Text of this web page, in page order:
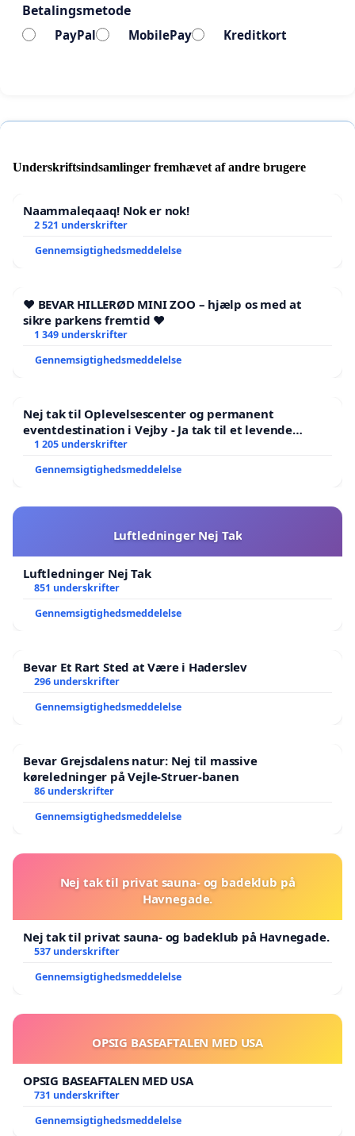
Betalingsmetode
PayPal MobilePay Kreditkort
Underskriftsindsamlinger fremhævet af andre brugere
Naammaleqaaq! Nok er nok!
2 521 underskrifter
Gennemsigtighedsmeddelelse
❤️ BEVAR HILLERØD MINI ZOO – hjælp os med at
sikre parkens fremtid ❤️
1 349 underskrifter
Gennemsigtighedsmeddelelse
Nej tak til Oplevelsescenter og permanent
eventdestination i Vejby - Ja tak til et levende
lokalområde i balance
1 205 underskrifter
Gennemsigtighedsmeddelelse
Luftledninger Nej Tak
Luftledninger Nej Tak
851 underskrifter
Gennemsigtighedsmeddelelse
Bevar Et Rart Sted at Være i Haderslev
296 underskrifter
Gennemsigtighedsmeddelelse
Bevar Grejsdalens natur: Nej til massive
køreledninger på Vejle-Struer-banen
86 underskrifter
Gennemsigtighedsmeddelelse
Nej tak til privat sauna- og badeklub på
Havnegade.
Nej tak til privat sauna- og badeklub på Havnegade.
537 underskrifter
Gennemsigtighedsmeddelelse
OPSIG BASEAFTALEN MED USA
OPSIG BASEAFTALEN MED USA
731 underskrifter
Gennemsigtighedsmeddelelse